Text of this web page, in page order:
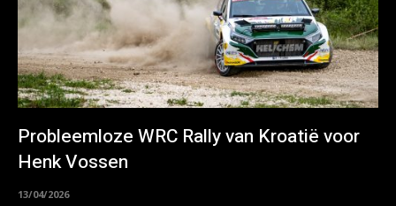
Probleemloze WRC Rally van Kroatië voor
Henk Vossen
13/04/2026